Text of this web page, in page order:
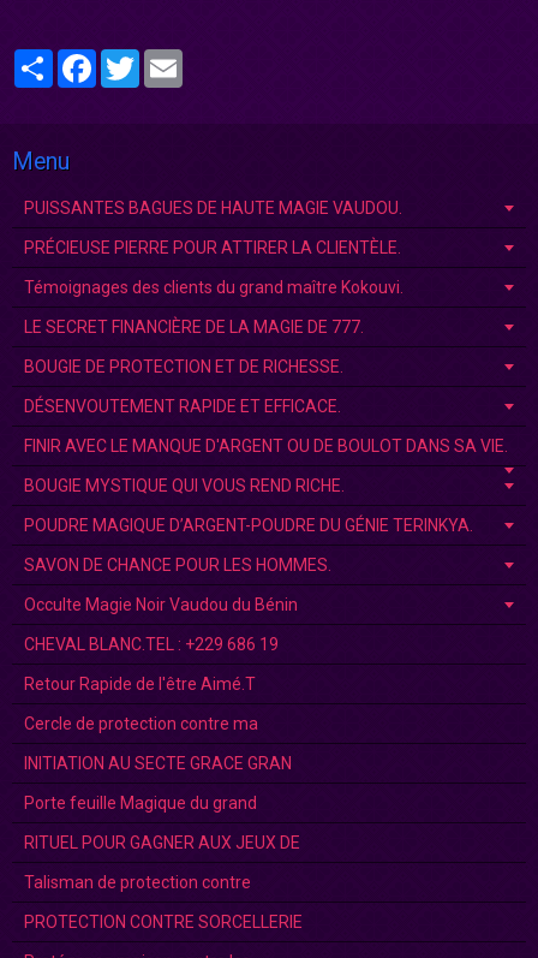
PartagerFacebook
Twitter
Menu
PUISSANTES BAGUES DE HAUTE MAGIE VAUDOU.
PRÉCIEUSE PIERRE POUR ATTIRER LA CLIENTÈLE.
Témoignages des clients du grand maître Kokouvi.
LE SECRET FINANCIÈRE DE LA MAGIE DE 777.
BOUGIE DE PROTECTION ET DE RICHESSE.
DÉSENVOUTEMENT RAPIDE ET EFFICACE.
FINIR AVEC LE MANQUE D'ARGENT OU DE BOULOT DANS SA VIE.
BOUGIE MYSTIQUE QUI VOUS REND RICHE.
POUDRE MAGIQUE D’ARGENT-POUDRE DU GÉNIE TERINKYA.
SAVON DE CHANCE POUR LES HOMMES.
Occulte Magie Noir Vaudou du Bénin
CHEVAL BLANC.TEL : +229 686 19
Retour Rapide de l'être Aimé.T
Cercle de protection contre ma
INITIATION AU SECTE GRACE GRAN
Porte feuille Magique du grand
RITUEL POUR GAGNER AUX JEUX DE
Talisman de protection contre
PROTECTION CONTRE SORCELLERIE